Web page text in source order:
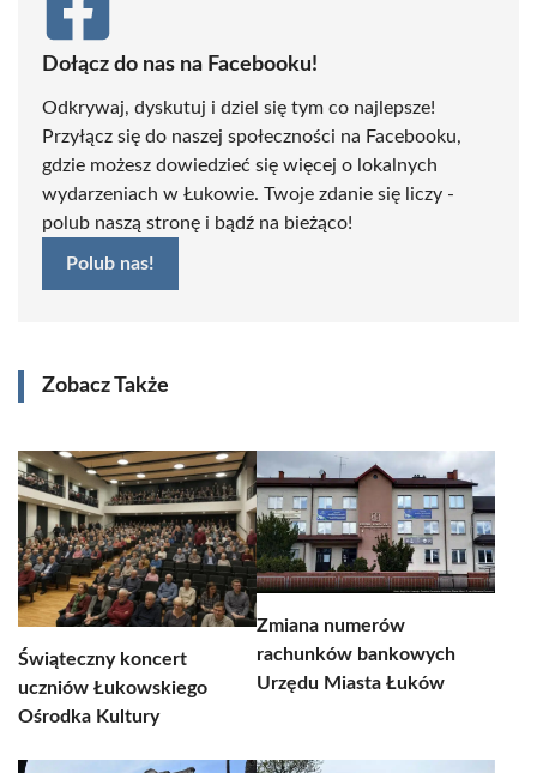
Dołącz do nas na Facebooku!
Odkrywaj, dyskutuj i dziel się tym co najlepsze!
Przyłącz się do naszej społeczności na Facebooku,
gdzie możesz dowiedzieć się więcej o lokalnych
wydarzeniach w Łukowie. Twoje zdanie się liczy -
polub naszą stronę i bądź na bieżąco!
Polub nas!
Zobacz Także
Świąteczny koncert
uczniów Łukowskiego
Ośrodka Kultury
Zmiana numerów
rachunków bankowych
Urzędu Miasta Łuków